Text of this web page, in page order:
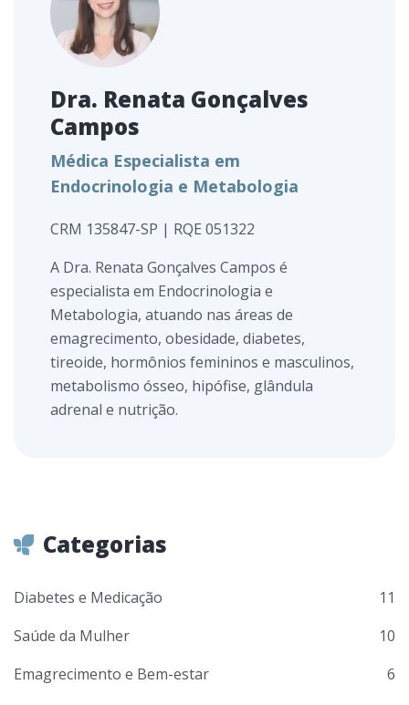
Dra. Renata Gonçalves
Campos
Médica Especialista em
Endocrinologia e Metabologia
CRM 135847-SP | RQE 051322
A Dra. Renata Gonçalves Campos é
especialista em Endocrinologia e
Metabologia, atuando nas áreas de
emagrecimento, obesidade, diabetes,
tireoide, hormônios femininos e masculinos,
metabolismo ósseo, hipófise, glândula
adrenal e nutrição.
Categorias
Diabetes e Medicação
11
Saúde da Mulher
10
Emagrecimento e Bem-estar
6